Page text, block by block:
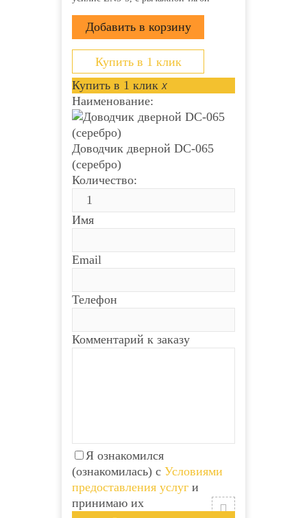
Купить в 1 клик
Купить в 1 клик x
Наименование:
Доводчик дверной DC-065
(серебро)
Количество:
Имя
Email
Телефон
Комментарий к заказу
Я ознакомился
(ознакомилась) с Условиями
предоставления услуг и
принимаю их